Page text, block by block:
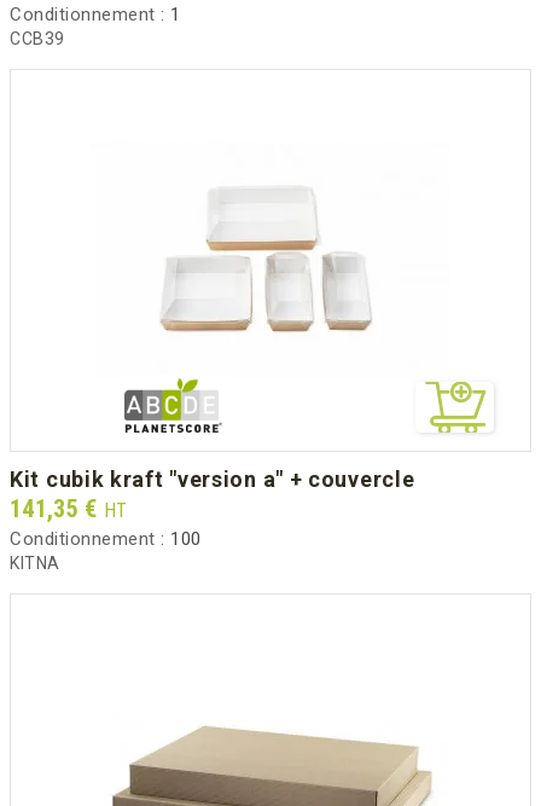
Conditionnement : 1
CCB39
kit cubik kraft "version a" + couvercle
Prix
141,35 € HT
Conditionnement : 100
KITNA